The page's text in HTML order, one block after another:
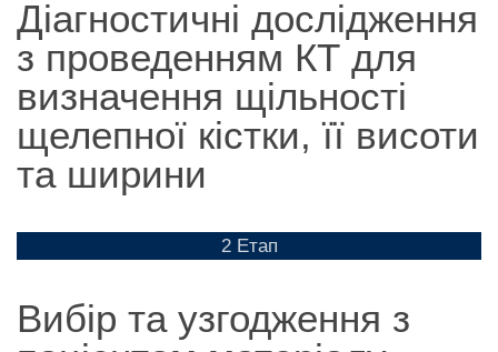
Діагностичні дослідження
з проведенням КТ для
визначення щільності
щелепної кістки, її висоти
та ширини
2 Етап
Вибір та узгодження з